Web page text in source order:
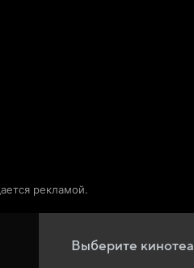
рекламой.
Выберите